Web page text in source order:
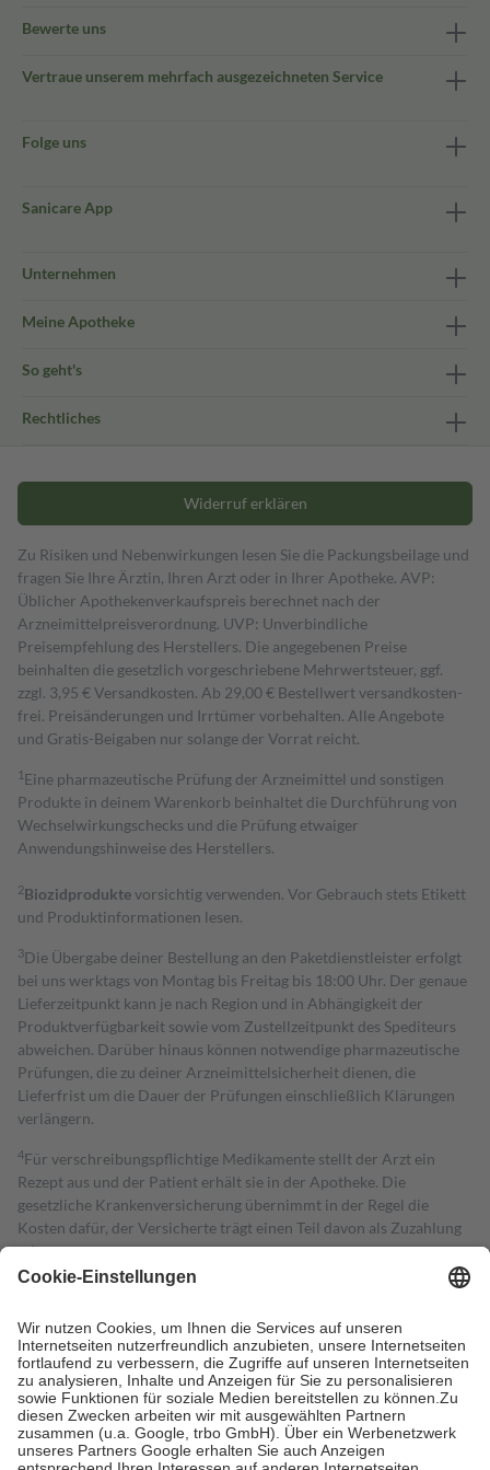
Bewerte uns
Vertraue unserem mehrfach ausgezeichneten Service
Folge uns
Sanicare App
Unternehmen
Meine Apotheke
So geht's
Rechtliches
Widerruf erklären
Zu Risiken und Nebenwirkungen lesen Sie die Packungsbeilage und
fragen Sie Ihre Ärztin, Ihren Arzt oder in Ihrer Apotheke. AVP:
Üblicher Apothekenverkaufspreis berechnet nach der
Arzneimittelpreisverordnung. UVP: Unverbindliche
Preisempfehlung des Herstellers. Die angegebenen Preise
beinhalten die gesetzlich vorgeschriebene Mehrwertsteuer, ggf.
zzgl. 3,95 € Versandkosten. Ab 29,00 € Bestell­wert versand­kosten­
frei. Preisänderungen und Irrtümer vorbehalten. Alle Angebote
und Gratis-Beigaben nur solange der Vorrat reicht.
1 Eine pharmazeutische Prüfung der Arzneimittel und sonstigen
Produkte in deinem Warenkorb beinhaltet die Durchführung von
Wechselwirkungschecks und die Prüfung etwaiger
Anwendungshinweise des Herstellers.
2Biozidproduktevorsichtig verwenden. Vor Gebrauch stets Etikett
und Produktinformationen lesen.
3Die Übergabe deiner Bestellung an den Paketdienstleister erfolgt
bei uns werktags von Montag bis Freitag bis 18:00 Uhr. Der genaue
Lieferzeitpunkt kann je nach Region und in Abhängigkeit der
Produktverfügbarkeit sowie vom Zustellzeitpunkt des Spediteurs
abweichen. Darüber hinaus können notwendige pharmazeutische
Prüfungen, die zu deiner Arzneimittelsicherheit dienen, die
Lieferfrist um die Dauer der Prüfungen einschließlich Klärungen
verlängern.
4Für verschreibungspflichtige Medikamente stellt der Arzt ein
Rezept aus und der Patient erhält sie in der Apotheke. Die
gesetzliche Krankenversicherung übernimmt in der Regel die
Kosten dafür, der Versicherte trägt einen Teil davon als Zuzahlung
mit.
Grundsätzlich leisten Mitglieder Zuzahlungen in Höhe von zehn
höchstens zehn Euro.
Es sind jedoch nie mehr als die tatsächlichen
Kosten der Leistung zu entrichten.
Diese Regeln gelten grundsätzlich auch für Online-Apotheken.
Bei Heilmitteln und häuslicher Krankenpflege beträgt die
Zuzahlung zehn Prozent der Kosten sowie zehn Euro je
Verordnung.
Um das Engagement der Versicherten für ihre eigene Gesundheit zu